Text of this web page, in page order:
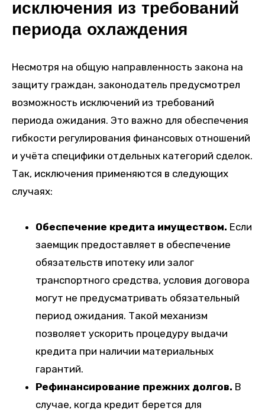
исключения из требований
периода охлаждения
Несмотря на общую направленность закона на
защиту граждан, законодатель предусмотрел
возможность исключений из требований
периода ожидания. Это важно для обеспечения
гибкости регулирования финансовых отношений
и учёта специфики отдельных категорий сделок.
Так, исключения применяются в следующих
случаях:
Обеспечение кредита имуществом. Если
заемщик предоставляет в обеспечение
обязательств ипотеку или залог
транспортного средства, условия договора
могут не предусматривать обязательный
период ожидания. Такой механизм
позволяет ускорить процедуру выдачи
кредита при наличии материальных
гарантий.
Рефинансирование прежних долгов. В
случае, когда кредит берется для